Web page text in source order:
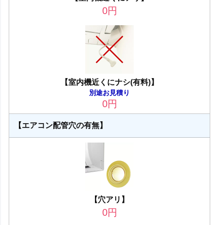
0円
【室内機近くにナシ(有料)】
別途お見積り
0円
【エアコン配管穴の有無】
【穴アリ】
0円